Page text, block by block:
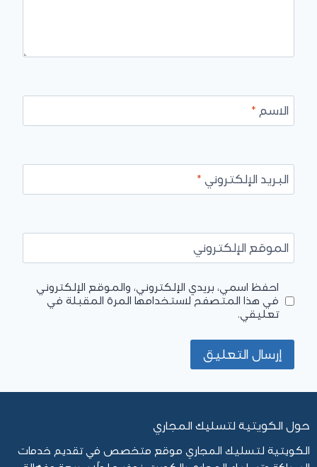
الاسم *
البريد الإلكتروني *
الموقع الإلكتروني
احفظ اسمي، بريدي الإلكتروني، والموقع الإلكتروني
في هذا المتصفح لاستخدامها المرة المقبلة في
تعليقي.
حول الكويتية لتسليك المجاري
الكويتية لتسليك المجاري موقع متخصص في تقديم خدمات